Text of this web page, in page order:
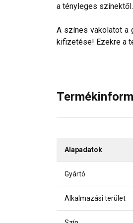
a tényleges színektől.
A színes vakolatot a
kifizetése! Ezekre a
Alapadatok
Gyártó
Alkalmazási terület